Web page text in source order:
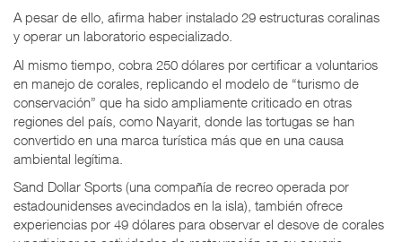
A pesar de ello, afirma haber instalado 29 estructuras coralinas
y operar un laboratorio especializado.
Al mismo tiempo, cobra 250 dólares por certificar a voluntarios
en manejo de corales, replicando el modelo de “turismo de
conservación” que ha sido ampliamente criticado en otras
regiones del país, como Nayarit, donde las tortugas se han
convertido en una marca turística más que en una causa
ambiental legítima.
Sand Dollar Sports (una compañía de recreo operada por
estadounidenses avecindados en la isla), también ofrece
experiencias por 49 dólares para observar el desove de corales